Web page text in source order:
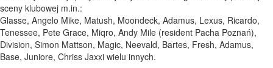
sceny klubowej m.in.:
Glasse, Angelo Mike, Matush, Moondeck, Adamus, Lexus, Ricardo,
Tenessee, Pete Grace, Miqro, Andy Mile (resident Pacha Poznań),
Division, Simon Mattson, Magic, Neevald, Bartes, Fresh, Adamus,
Base, Juniore, Chriss Jaxxi wielu innych.